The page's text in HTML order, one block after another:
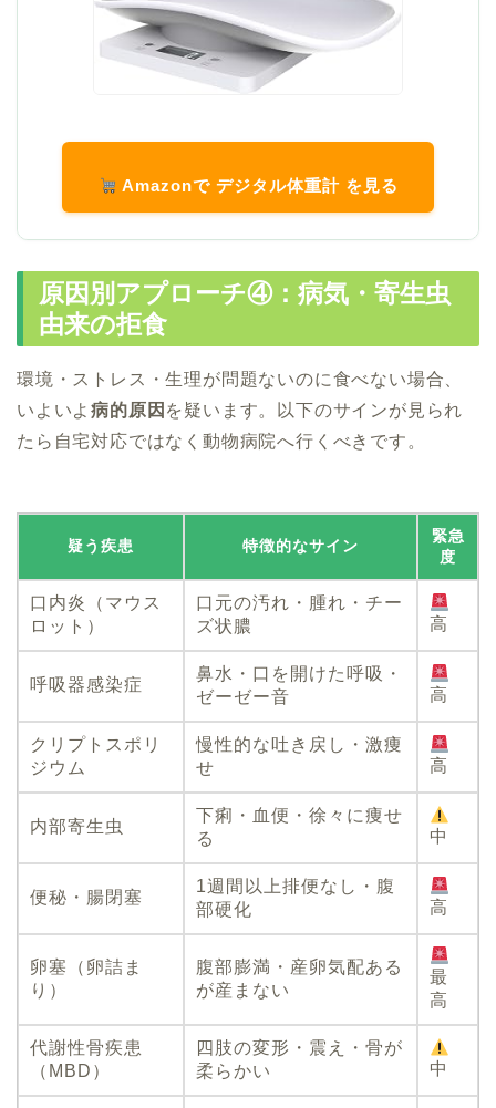
Amazonで デジタル体重計 を見る
原因別アプローチ④：病気・寄生虫
由来の拒食
環境・ストレス・生理が問題ないのに食べない場合、
いよいよ病的原因 を疑います。以下のサインが見られ
たら自宅対応ではなく動物病院へ行くべきです。
疑う疾患 特徴的なサイン
緊急
度
口内炎（マウス
ロット）
口元の汚れ・腫れ・チー
ズ状膿
高
呼吸器感染症
鼻水・口を開けた呼吸・
ゼーゼー音
高
クリプトスポリ
ジウム
慢性的な吐き戻し・激痩
せ
高
内部寄生虫
下痢・血便・徐々に痩せ
る
中
便秘・腸閉塞
1週間以上排便なし・腹
部硬化
高
卵塞（卵詰ま
り）
腹部膨満・産卵気配ある
が産まない
最
高
代謝性骨疾患
（MBD）
四肢の変形・震え・骨が
柔らかい
中